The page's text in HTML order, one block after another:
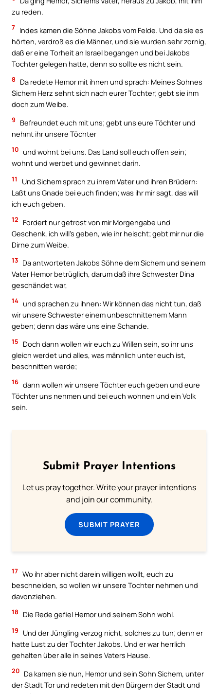
zu reden.
7 Indes kamen die Söhne Jakobs vom Felde. Und da sie es
hörten, verdroß es die Männer, und sie wurden sehr zornig,
daß er eine Torheit an Israel begangen und bei Jakobs
Tochter gelegen hatte, denn so sollte es nicht sein.
8
Da redete Hemor mit ihnen und sprach: Meines Sohnes
Sichem Herz sehnt sich nach eurer Tochter; gebt sie ihm
doch zum Weibe.
9
Befreundet euch mit uns; gebt uns eure Töchter und
nehmt ihr unsere Töchter
10 und wohnt bei uns. Das Land soll euch offen sein;
wohnt und werbet und gewinnet darin.
11
Und Sichem sprach zu ihrem Vater und ihren Brüdern:
Laßt uns Gnade bei euch finden; was ihr mir sagt, das will
ich euch geben.
12
Fordert nur getrost von mir Morgengabe und
Geschenk, ich will’s geben, wie ihr heischt; gebt mir nur die
Dirne zum Weibe.
13 Da antworteten Jakobs Söhne dem Sichem und seinem
Vater Hemor betrüglich, darum daß ihre Schwester Dina
geschändet war,
14 und sprachen zu ihnen: Wir können das nicht tun, daß
wir unsere Schwester einem unbeschnittenem Mann
geben; denn das wäre uns eine Schande.
15
Doch dann wollen wir euch zu Willen sein, so ihr uns
gleich werdet und alles, was männlich unter euch ist,
beschnitten werde;
16 dann wollen wir unsere Töchter euch geben und eure
Töchter uns nehmen und bei euch wohnen und ein Volk
sein.
Submit Prayer Intentions
Let us pray together. Write your prayer intentions
and join our community.
SUBMIT PRAYER
17 Wo ihr aber nicht darein willigen wollt, euch zu
beschneiden, so wollen wir unsere Tochter nehmen und
davonziehen.
18 Die Rede gefiel Hemor und seinem Sohn wohl.
19
Und der Jüngling verzog nicht, solches zu tun; denn er
hatte Lust zu der Tochter Jakobs. Und er war herrlich
gehalten über alle in seines Vaters Hause.
20 Da kamen sie nun, Hemor und sein Sohn Sichem, unter
der Stadt Tor und redeten mit den Bürgern der Stadt und